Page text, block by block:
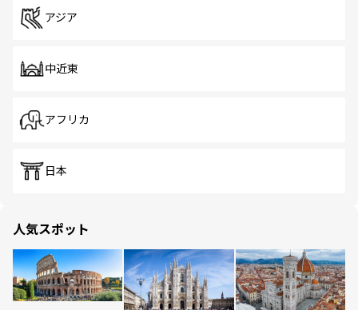
アジア
中近東
アフリカ
日本
人気スポット